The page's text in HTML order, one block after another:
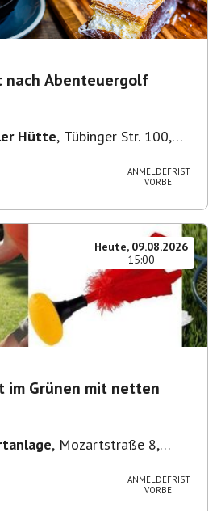
nach Abenteuergolf
Hütte, Tübinger Str. 100,
ANMELDEFRIST
VORBEI
Heute, 09.08.2026
15:00
im Grünen mit netten
, Mozartstraße 8,
ANMELDEFRIST
VORBEI